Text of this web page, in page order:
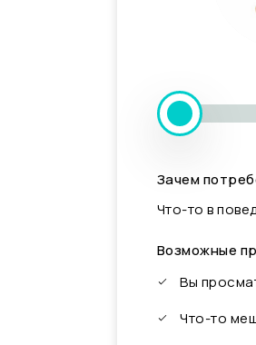
Зачем
Что-то в
Возможные
Вы
Что-то